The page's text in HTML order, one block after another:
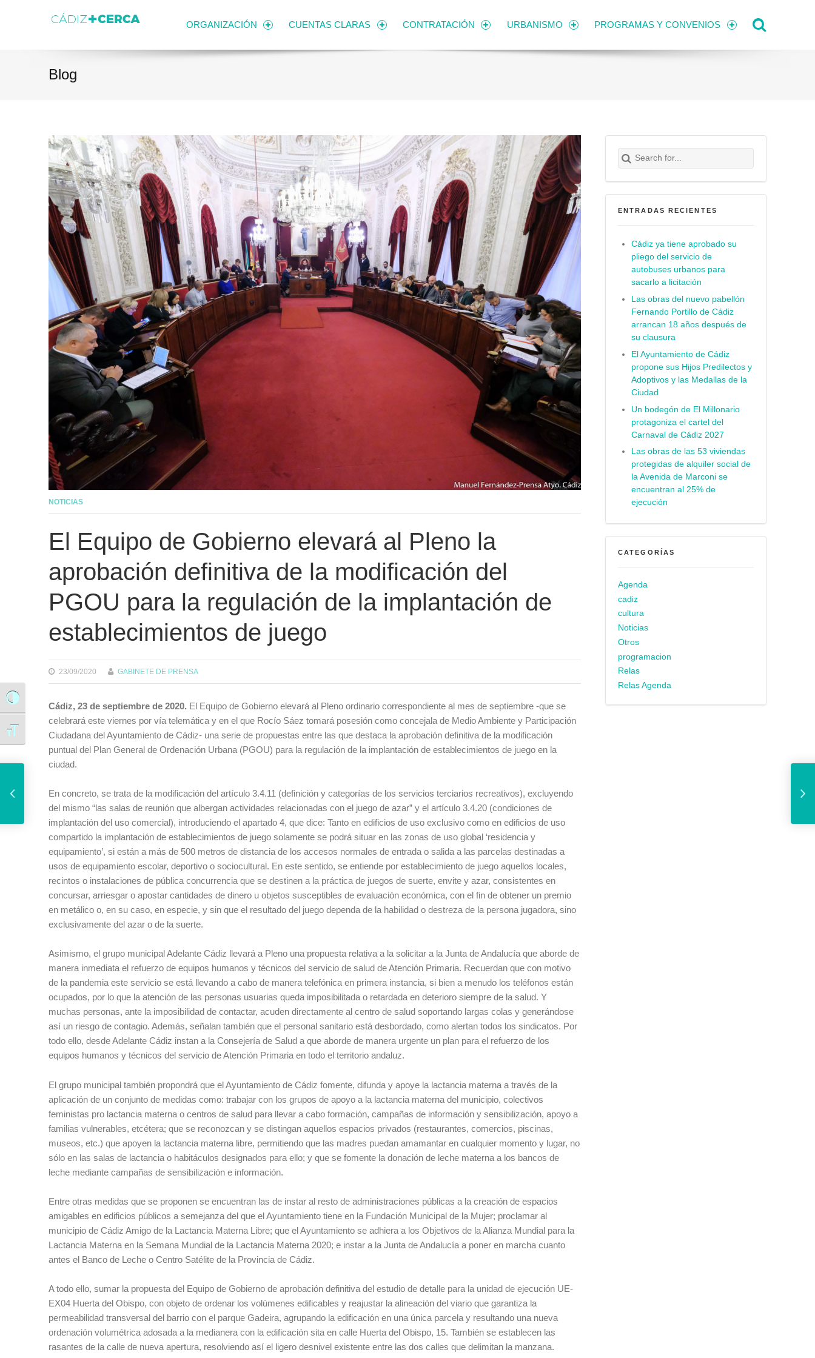
Alternar alto contraste
Alternar tamaño de letra
ORGANIZACIÓN CUENTAS CLARAS CONTRATACIÓN URBANISMO PROGRAMAS Y CONVENIOS
Blog
NOTICIAS
El Equipo de Gobierno elevará al Pleno la
aprobación definitiva de la modificación del
PGOU para la regulación de la implantación de
establecimientos de juego
23/09/2020 GABINETE DE PRENSA
Cádiz, 23 de septiembre de 2020. El Equipo de Gobierno elevará al Pleno ordinario correspondiente al mes de septiembre -que se
celebrará este viernes por vía telemática y en el que Rocío Sáez tomará posesión como concejala de Medio Ambiente y Participación
Ciudadana del Ayuntamiento de Cádiz- una serie de propuestas entre las que destaca la aprobación definitiva de la modificación
puntual del Plan General de Ordenación Urbana (PGOU) para la regulación de la implantación de establecimientos de juego en la
ciudad.
En concreto, se trata de la modificación del artículo 3.4.11 (definición y categorías de los servicios terciarios recreativos), excluyendo
del mismo “las salas de reunión que albergan actividades relacionadas con el juego de azar” y el artículo 3.4.20 (condiciones de
implantación del uso comercial), introduciendo el apartado 4, que dice: Tanto en edificios de uso exclusivo como en edificios de uso
compartido la implantación de establecimientos de juego solamente se podrá situar en las zonas de uso global ‘residencia y
equipamiento’, si están a más de 500 metros de distancia de los accesos normales de entrada o salida a las parcelas destinadas a
usos de equipamiento escolar, deportivo o sociocultural. En este sentido, se entiende por establecimiento de juego aquellos locales,
recintos o instalaciones de pública concurrencia que se destinen a la práctica de juegos de suerte, envite y azar, consistentes en
concursar, arriesgar o apostar cantidades de dinero u objetos susceptibles de evaluación económica, con el fin de obtener un premio
en metálico o, en su caso, en especie, y sin que el resultado del juego dependa de la habilidad o destreza de la persona jugadora, sino
exclusivamente del azar o de la suerte.
Asimismo, el grupo municipal Adelante Cádiz llevará a Pleno una propuesta relativa a la solicitar a la Junta de Andalucía que aborde de
manera inmediata el refuerzo de equipos humanos y técnicos del servicio de salud de Atención Primaria. Recuerdan que con motivo
de la pandemia este servicio se está llevando a cabo de manera telefónica en primera instancia, si bien a menudo los teléfonos están
ocupados, por lo que la atención de las personas usuarias queda imposibilitada o retardada en deterioro siempre de la salud. Y
muchas personas, ante la imposibilidad de contactar, acuden directamente al centro de salud soportando largas colas y generándose
así un riesgo de contagio. Además, señalan también que el personal sanitario está desbordado, como alertan todos los sindicatos. Por
todo ello, desde Adelante Cádiz instan a la Consejería de Salud a que aborde de manera urgente un plan para el refuerzo de los
equipos humanos y técnicos del servicio de Atención Primaria en todo el territorio andaluz.
El grupo municipal también propondrá que el Ayuntamiento de Cádiz fomente, difunda y apoye la lactancia materna a través de la
aplicación de un conjunto de medidas como: trabajar con los grupos de apoyo a la lactancia materna del municipio, colectivos
feministas pro lactancia materna o centros de salud para llevar a cabo formación, campañas de información y sensibilización, apoyo a
familias vulnerables, etcétera; que se reconozcan y se distingan aquellos espacios privados (restaurantes, comercios, piscinas,
museos, etc.) que apoyen la lactancia materna libre, permitiendo que las madres puedan amamantar en cualquier momento y lugar, no
sólo en las salas de lactancia o habitáculos designados para ello; y que se fomente la donación de leche materna a los bancos de
leche mediante campañas de sensibilización e información.
Entre otras medidas que se proponen se encuentran las de instar al resto de administraciones públicas a la creación de espacios
amigables en edificios públicos a semejanza del que el Ayuntamiento tiene en la Fundación Municipal de la Mujer; proclamar al
municipio de Cádiz Amigo de la Lactancia Materna Libre; que el Ayuntamiento se adhiera a los Objetivos de la Alianza Mundial para la
Lactancia Materna en la Semana Mundial de la Lactancia Materna 2020; e instar a la Junta de Andalucía a poner en marcha cuanto
antes el Banco de Leche o Centro Satélite de la Provincia de Cádiz.
A todo ello, sumar la propuesta del Equipo de Gobierno de aprobación definitiva del estudio de detalle para la unidad de ejecución UE-
EX04 Huerta del Obispo, con objeto de ordenar los volúmenes edificables y reajustar la alineación del viario que garantiza la
permeabilidad transversal del barrio con el parque Gadeira, agrupando la edificación en una única parcela y resultando una nueva
ordenación volumétrica adosada a la medianera con la edificación sita en calle Huerta del Obispo, 15. También se establecen las
rasantes de la calle de nueva apertura, resolviendo así el ligero desnivel existente entre las dos calles que delimitan la manzana.
Search for:
Buscar
ENTRADAS RECIENTES
Cádiz ya tiene aprobado su
pliego del servicio de
autobuses urbanos para
sacarlo a licitación
Las obras del nuevo pabellón
Fernando Portillo de Cádiz
arrancan 18 años después de
su clausura
El Ayuntamiento de Cádiz
propone sus Hijos Predilectos y
Adoptivos y las Medallas de la
Ciudad
Un bodegón de El Millonario
protagoniza el cartel del
Carnaval de Cádiz 2027
Las obras de las 53 viviendas
protegidas de alquiler social de
la Avenida de Marconi se
encuentran al 25% de
ejecución
CATEGORÍAS
Agenda
cadiz
cultura
Noticias
Otros
programacion
Relas
Relas Agenda
El Ayuntamiento realiza obras de mejora de accesibilidad junto a las sedes de ADACCA y FEGADI